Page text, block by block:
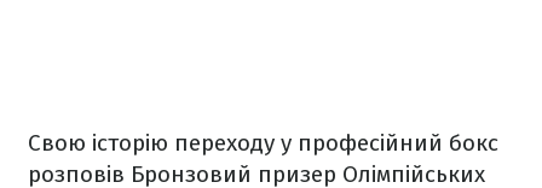
Свою історію переходу у професійний бокс
розповів Бронзовий призер Олімпійських